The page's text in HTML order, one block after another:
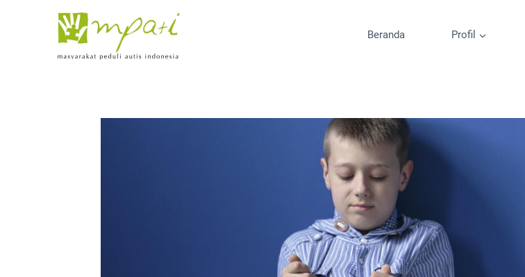
Beranda Profil